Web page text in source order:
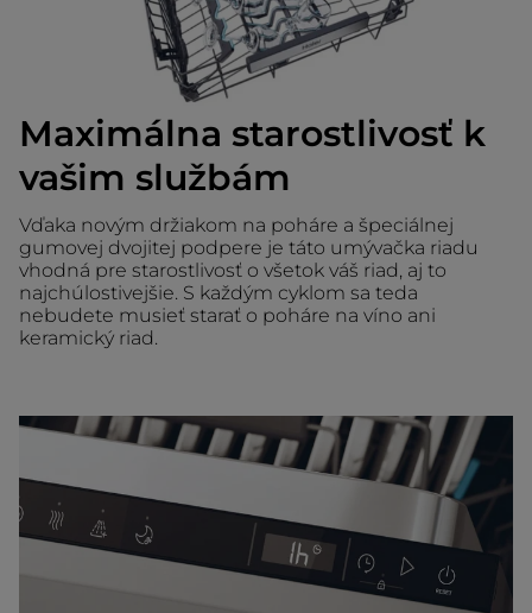
Maximálna starostlivosť k
vašim službám
Vďaka novým držiakom na poháre a špeciálnej
gumovej dvojitej podpere je táto umývačka riadu
vhodná pre starostlivosť o všetok váš riad, aj to
najchúlostivejšie. S každým cyklom sa teda
nebudete musieť starať o poháre na víno ani
keramický riad.